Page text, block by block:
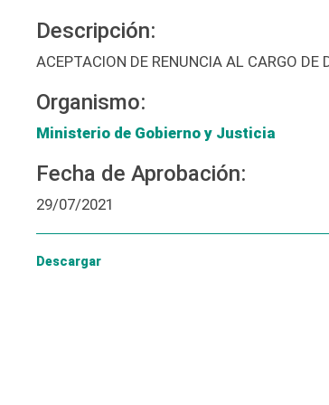
Descripción:
ACEPTACION DE RENUNCIA AL CARGO DE
Organismo:
Ministerio de Gobierno y Justicia
Fecha de Aprobación:
29/07/2021
Descargar